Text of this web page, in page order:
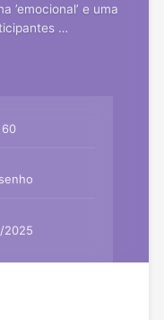
’emocional’ e uma
…
60
2025